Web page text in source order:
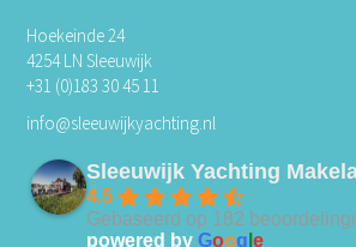
Hoekeinde 24
4254 LN Sleeuwijk
+31 (0)183 30 45 11
info@sleeuwijkyachting.nl
Sleeuwijk Yachting
4.5
Gebaseerd op 182
powered byGoog le